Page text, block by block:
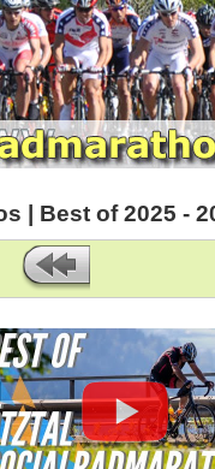
| Best of 2025 -